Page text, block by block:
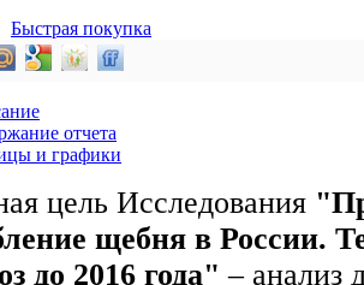
Быстрая покупка
отчета
и графики
цель Исследования
щебня в России.
до 2016 года" – анализ